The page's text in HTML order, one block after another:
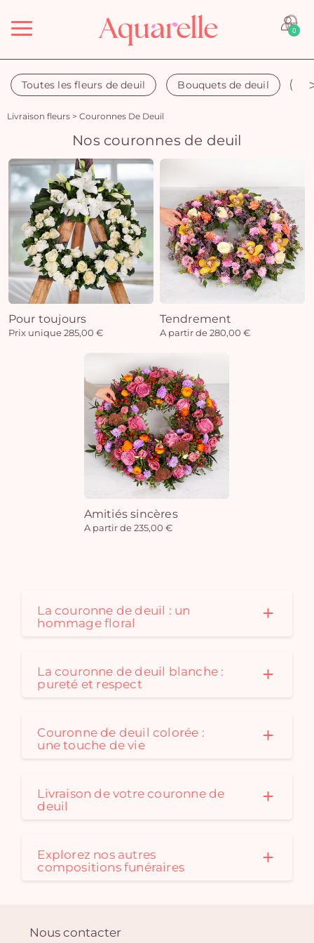
Menu 0
Toutes les fleurs de deuil Bouquets de deuil
Livraison fleurs > Couronnes De Deuil
Nos couronnes de deuil
Pour toujours
Prix unique 285,00 €
Tendrement
A partir de 280,00 €
Amitiés sincères
A partir de 235,00 €
La couronne de deuil : un
hommage floral
La couronne de deuil blanche :
pureté et respect
Couronne de deuil colorée :
une touche de vie
Livraison de votre couronne de
deuil
Explorez nos autres
compositions funéraires
Nous contacter